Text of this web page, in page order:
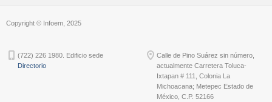
Copyright © Infoem, 2025
(722) 226 1980. Edificio sede
Directorio
Calle de Pino Suárez sin número,
actualmente Carretera Toluca-
Ixtapan # 111, Colonia La
Michoacana; Metepec Estado de
México, C.P. 52166